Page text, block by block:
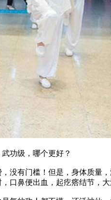
功级，哪个更好？
有门槛！但是，身体质量
口鼻便出血，起疙瘩结节，大